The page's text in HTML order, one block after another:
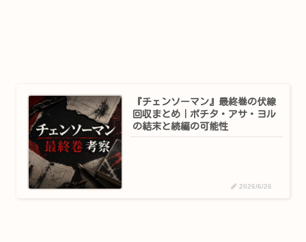
『チェンソーマン』最終巻の伏線
回収まとめ｜ポチタ・アサ・ヨル
の結末と続編の可能性
2026/6/26